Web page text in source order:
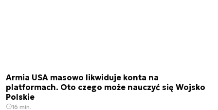
Armia USA masowo likwiduje konta na
platformach. Oto czego może nauczyć się Wojsko
Polskie
16 min.